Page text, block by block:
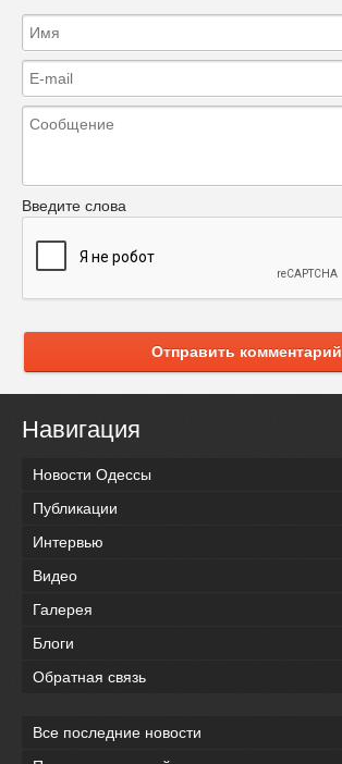
Введите слова
Отправить комментарий
Навигация
Новости Одессы
Публикации
Интервью
Видео
Галерея
Блоги
Обратная связь
Все последние новости